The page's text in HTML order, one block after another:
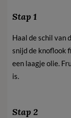
Stap 1
Haal de schil van
snijd de knoflook
een laagje olie.
is.
Stap 2